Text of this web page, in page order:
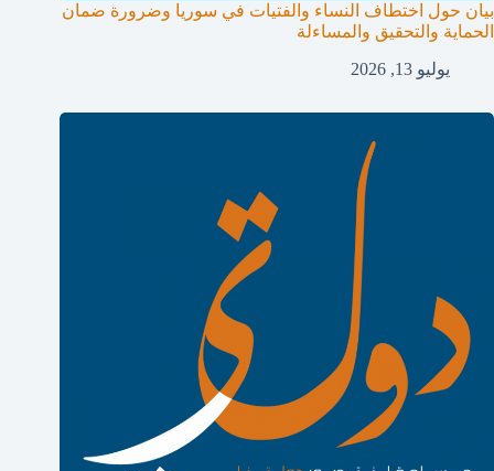
بيان حول اختطاف النساء والفتيات في سوريا وضرورة ضمان
الحماية والتحقيق والمساءلة
يوليو 13, 2026